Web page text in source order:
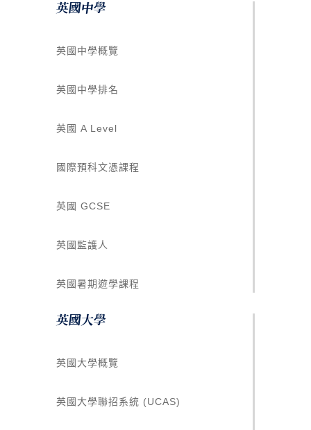
英國中學
英國中學概覽
英國中學排名
英國 A Level
國際預科文憑課程
英國 GCSE
英國監護人
英國暑期遊學課程
英國大學
英國大學概覽
英國大學聯招系統 (UCAS)